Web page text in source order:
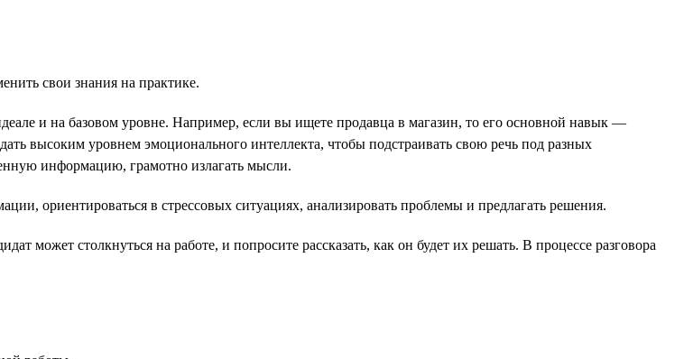
свои знания на практике.
и на базовом уровне. Например, если вы ищете продавца в магазин, то его основной навык —
высоким уровнем эмоционального интеллекта, чтобы подстраивать свою речь под разных
информацию, грамотно излагать мысли.
ориентироваться в стрессовых ситуациях, анализировать проблемы и предлагать решения.
может столкнуться на работе, и попросите рассказать, как он будет их решать. В процессе разговора